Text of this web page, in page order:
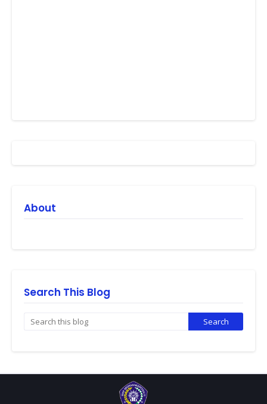
About
Search This Blog